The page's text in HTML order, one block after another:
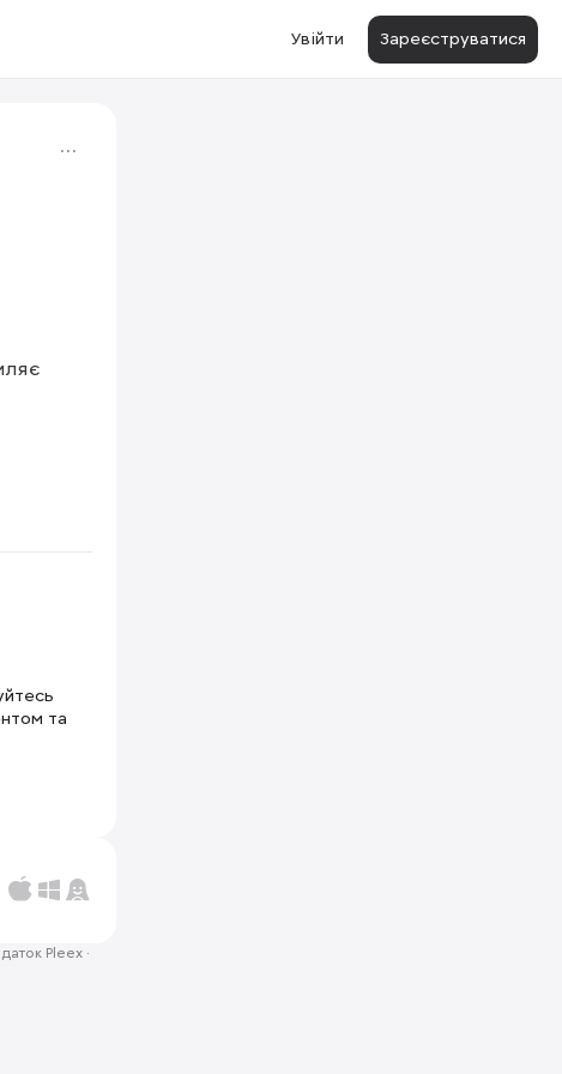
Увійти Зареєструватися
та
Pleex·